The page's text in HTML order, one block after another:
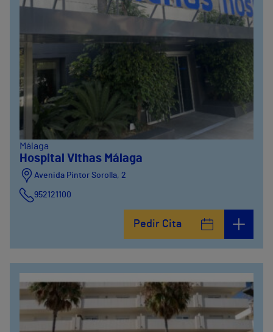
Málaga
Hospital Vithas Málaga
Avenida Pintor Sorolla, 2
952121100
635319819
Pedir Cita